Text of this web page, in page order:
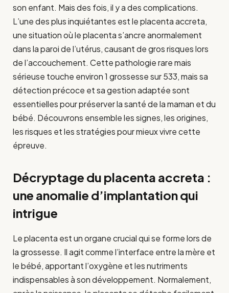
son enfant. Mais des fois, il y a des complications.
L’une des plus inquiétantes est le placenta accreta,
une situation où le placenta s’ancre anormalement
dans la paroi de l’utérus, causant de gros risques lors
de l’accouchement. Cette pathologie rare mais
sérieuse touche environ 1 grossesse sur 533, mais sa
détection précoce et sa gestion adaptée sont
essentielles pour préserver la santé de la maman et du
bébé. Découvrons ensemble les signes, les origines,
les risques et les stratégies pour mieux vivre cette
épreuve.
Décryptage du placenta accreta :
une anomalie d’implantation qui
intrigue
Le placenta est un organe crucial qui se forme lors de
la grossesse. Il agit comme l’interface entre la mère et
le bébé, apportant l’oxygène et les nutriments
indispensables à son développement. Normalement,